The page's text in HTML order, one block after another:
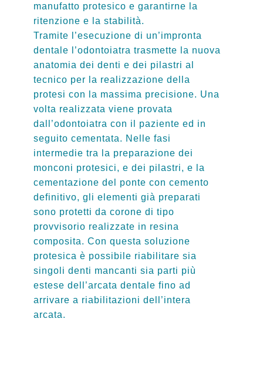
manufatto protesico e garantirne la
ritenzione e la stabilità.
Tramite l’esecuzione di un’impronta
dentale l’odontoiatra trasmette la nuova
anatomia dei denti e dei pilastri al
tecnico per la realizzazione della
protesi con la massima precisione. Una
volta realizzata viene provata
dall’odontoiatra con il paziente ed in
seguito cementata. Nelle fasi
intermedie tra la preparazione dei
monconi protesici, e dei pilastri, e la
cementazione del ponte con cemento
definitivo, gli elementi già preparati
sono protetti da corone di tipo
provvisorio realizzate in resina
composita. Con questa soluzione
protesica è possibile riabilitare sia
singoli denti mancanti sia parti più
estese dell’arcata dentale fino ad
arrivare a riabilitazioni dell’intera
arcata.